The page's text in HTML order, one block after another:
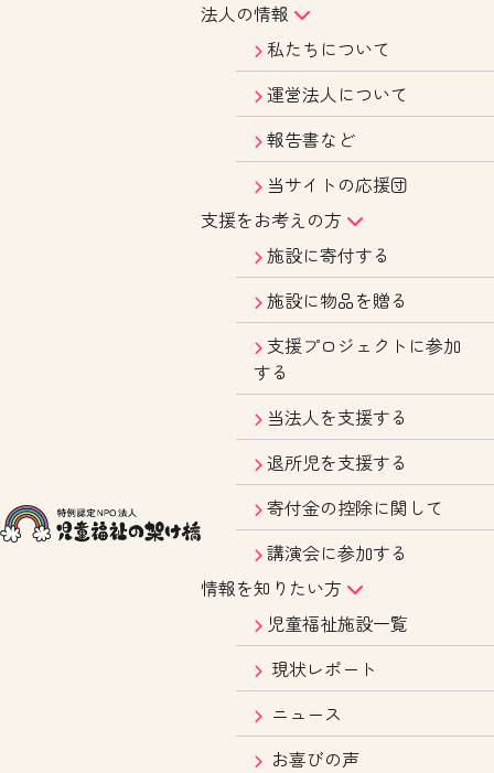
法人の情報
私たちについて
運営法人について
報告書など
当サイトの応援団
支援をお考えの方
施設に寄付する
施設に物品を贈る
支援プロジェクトに参加
する
当法人を支援する
退所児を支援する
寄付金の控除に関して
講演会に参加する
情報を知りたい方
児童福祉施設一覧
現状レポート
ニュース
お喜びの声